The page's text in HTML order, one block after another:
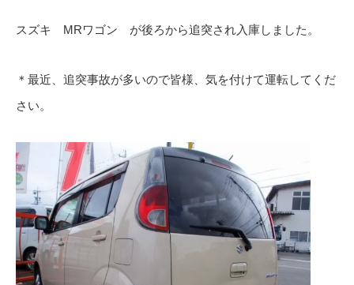
スズキ MRワゴン が後ろから追突され入庫しました。
＊最近、追突事故が多いので皆様、気を付けて運転してくだ
さい。